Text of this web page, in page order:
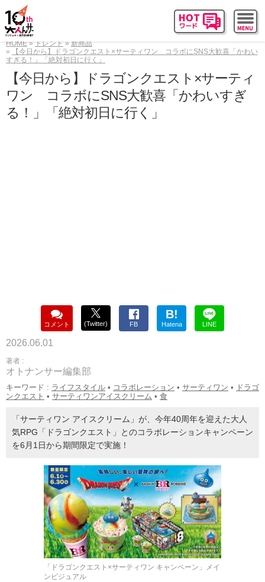
HOME トレンド
新商品
【今日から】ドラゴンクエスト×サーティワン コラボにSNS大歓喜「かわい
すぎる！」「絶対初日に行く」
【今日から】ドラゴンクエスト×サーティ
ワン コラボにSNS大歓喜「かわいすぎ
る！」「絶対初日に行く」
コメント (Twitter) FB
B!
Hatena LINE
2026.06.01
著者 :
オトナンサー編集部
キーワード : ライフスタイル • コラボレーション • サーティワン • ドラゴ
ンクエスト • サーティワンアイスクリーム • 食
「サーティワン アイスクリーム」が、今年40周年を迎えた大人
気RPG「ドラゴンクエスト」とのコラボレーションキャンペーン
を6月1日から期間限定で実施！
「ドラゴンクエスト×サーティワン キャンペーン」メイ
ンビジュアル